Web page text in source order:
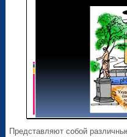
Представляют собой